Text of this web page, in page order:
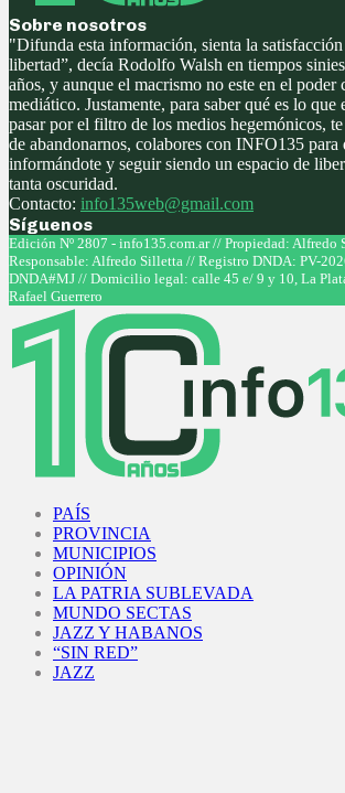
Sobre nosotros
"Difunda esta información, sienta la
libertad”, decía Rodolfo Walsh en tiempos
años, y aunque el macrismo no este en el
mediático. Justamente, para saber qué es lo que
pasar por el filtro de los medios hegemónicos,
de abandonarnos, colabores con INFO135 para
informándote y seguir siendo un espacio de
tanta oscuridad.
Contacto: info135web@gmail.com
Síguenos
Facebook
Twitter
Instagram
Youtube
Edición Nº 2807 - info135.com.ar // Propiedad: Alfredo
Responsable: Alfredo Silletta // Registro DNDA: PV-
DNDA#MJ // Domicilio legal: calle 45 e/ 9 y 10, La
Rafael Guerrero
PAÍS
PROVINCIA
MUNICIPIOS
OPINIÓN
LA PATRIA SUBLEVADA
MUNDO SECTAS
JAZZ Y HABANOS
“SIN RED”
JAZZ